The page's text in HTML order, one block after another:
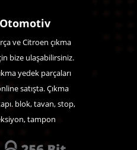
ve Citroen çıkma
bize ulaşabilirsiniz.
yedek parçaları
satışta. Çıkma
blok, tavan, stop,
tampon